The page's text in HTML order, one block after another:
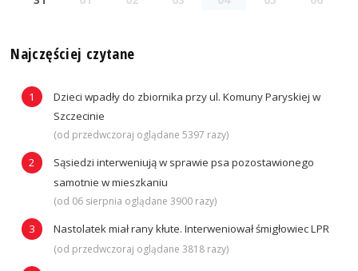
Najczęściej czytane
Dzieci wpadły do zbiornika przy ul. Komuny Paryskiej w
Szczecinie
(od przedwczoraj oglądane 5397 razy)
Sąsiedzi interweniują w sprawie psa pozostawionego
samotnie w mieszkaniu
(od 06 sierpnia oglądane 3900 razy)
Nastolatek miał rany kłute. Interweniował śmigłowiec LPR
(od przedwczoraj oglądane 3818 razy)